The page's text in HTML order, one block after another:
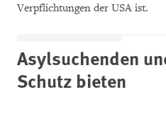
Verpflichtungen der USA ist.
Asylsuchenden
Schutz bieten